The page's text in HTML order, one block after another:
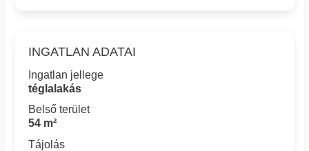
INGATLAN ADATAI
Ingatlan jellege
téglalakás
Belső terület
54 m²
Tájolás